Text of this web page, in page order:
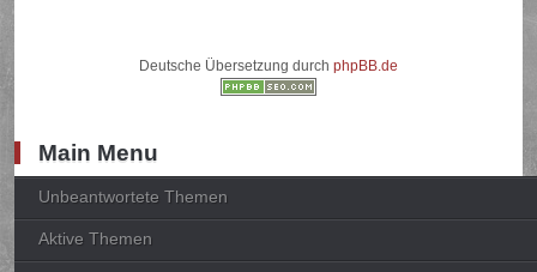
Deutsche Übersetzung durch phpBB.de
Main Menu
Unbeantwortete Themen
Aktive Themen